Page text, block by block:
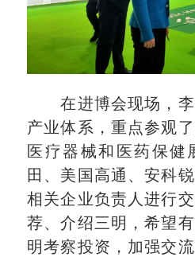
在进博会现场，李
产业体系，重点参观
医疗器械和医药保健
田、美国高通、安科
相关企业负责人进行
荐、介绍三明，希望
明考察投资，加强交